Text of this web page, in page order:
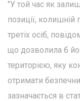
"У той час як
позиції, колишній
третіх осіб,
що дозволила б
територією, яку
отримати
зазначається в